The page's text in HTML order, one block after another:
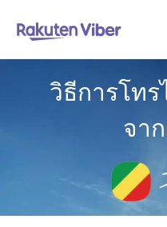
วิธีการโทร
จา